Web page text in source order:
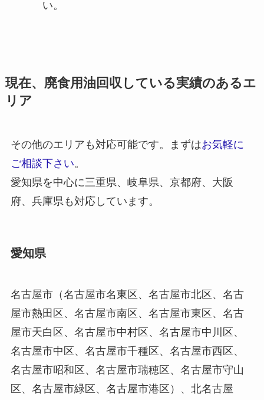
い。
現在、廃食用油回収している実績のあるエ
リア
その他のエリアも対応可能です。まずはお気軽に
ご相談下さい。
愛知県を中心に三重県、岐阜県、京都府、大阪
府、兵庫県も対応しています。
愛知県
名古屋市（名古屋市名東区、名古屋市北区、名古
屋市熱田区、名古屋市南区、名古屋市東区、名古
屋市天白区、名古屋市中村区、名古屋市中川区、
名古屋市中区、名古屋市千種区、名古屋市西区、
名古屋市昭和区、名古屋市瑞穂区、名古屋市守山
区、名古屋市緑区、名古屋市港区）、北名古屋